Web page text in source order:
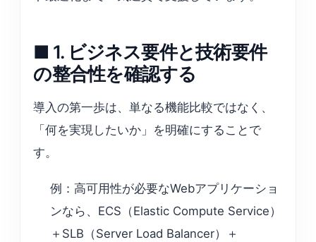
■ 1. ビジネス要件と技術要件
の整合性を確認する
導入の第一歩は、単なる機能比較ではなく、
「何を実現したいか」を明確にすることで
す。
例：高可用性が必要なWebアプリケーショ
ンなら、ECS（Elastic Compute Service）
＋SLB（Server Load Balancer）＋